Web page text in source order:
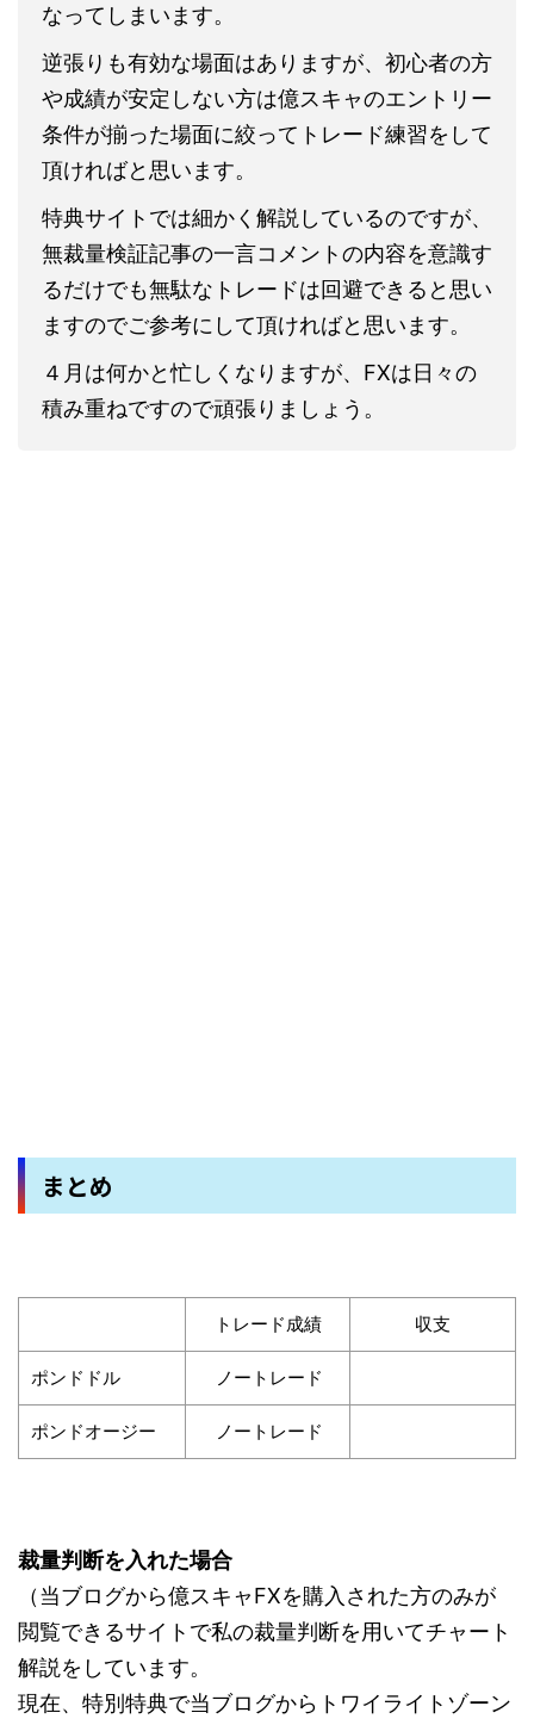
なってしまいます。
逆張りも有効な場面はありますが、初心者の方
や成績が安定しない方は億スキャのエントリー
条件が揃った場面に絞ってトレード練習をして
頂ければと思います。
特典サイトでは細かく解説しているのですが、
無裁量検証記事の一言コメントの内容を意識す
るだけでも無駄なトレードは回避できると思い
ますのでご参考にして頂ければと思います。
４月は何かと忙しくなりますが、FXは日々の
積み重ねですので頑張りましょう。
まとめ
トレード成績 収支
ポンドドル ノートレード
ポンドオージー ノートレード
裁量判断を入れた場合
（当ブログから億スキャFXを購入された方のみが
閲覧できるサイトで私の裁量判断を用いてチャート
解説をしています。
現在、特別特典で当ブログからトワイライトゾーン